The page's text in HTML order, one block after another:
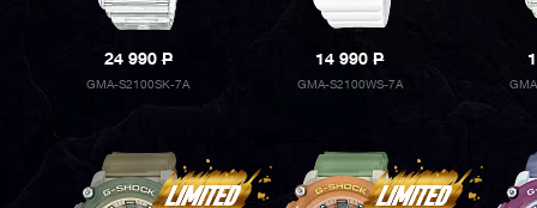
24 990P
GMA-S2100SK-7A
14 990P
GMA-S2100WS-7A